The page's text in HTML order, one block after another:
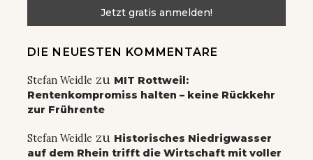
DIE NEUESTEN KOMMENTARE
Stefan Weidle zu MIT Rottweil:
Rentenkompromiss halten – keine Rückkehr
zur Frührente
Stefan Weidle zu Historisches Niedrigwasser
auf dem Rhein trifft die Wirtschaft mit voller